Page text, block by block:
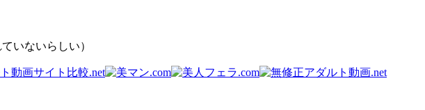
いないらしい）